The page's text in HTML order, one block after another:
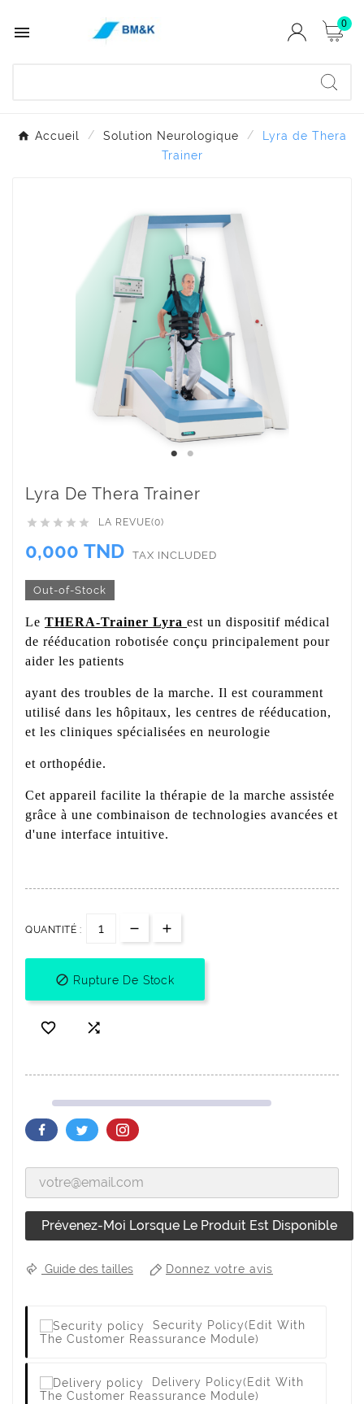
 0
Accueil Solution Neurologique
Lyra de Thera
Trainer
Lyra De Thera Trainer
     LA REVUE(0)
0,000 TND TAX INCLUDED
Out-of-Stock
Le THERA-Trainer Lyra est un dispositif médical
de rééducation robotisée conçu principalement pour
aider les patients
ayant des troubles de la marche. Il est couramment
utilisé dans les hôpitaux, les centres de rééducation,
et les cliniques spécialisées en neurologie
et orthopédie.
Cet appareil facilite la thérapie de la marche assistée
grâce à une combinaison de technologies avancées et
d'une interface intuitive.
QUANTITÉ :
 Rupture De Stock
 
Prévenez-Moi Lorsque Le Produit Est Disponible
Guide des tailles Donnez votre avis
Security Policy(edit With
The Customer Reassurance Module)
Delivery Policy(edit With
The Customer Reassurance Module)